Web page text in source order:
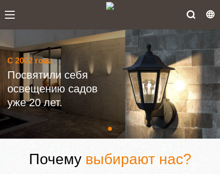
С 2002 года
Посвятили себя
освещению садов
уже 20 лет.
Почему выбирают нас?